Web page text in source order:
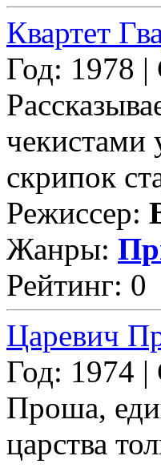
Квартет
Год: 1978
чекистами
скрипок
Режиссер:
Жанры:
Рейтинг: 0
Царевич
Год: 1974
Проша,
царства